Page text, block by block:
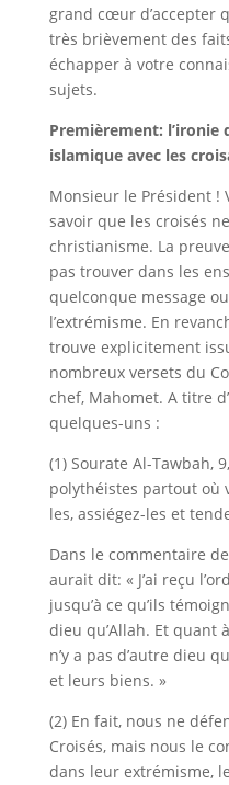
grand cœur d’accepter
très brièvement des
échapper à votre
sujets.
Premièrement: l’ironie
islamique avec les
Monsieur le Président !
savoir que les croisés
christianisme. La
pas trouver dans les
quelconque message
l’extrémisme. En
trouve explicitement
nombreux versets du
chef, Mahomet. A titre
quelques-uns :
(1) Sourate Al-Tawbah,
polythéistes partout où
les, assiégez-les et
Dans le commentaire
aurait dit: « J’ai reçu
jusqu’à ce qu’ils
dieu qu’Allah. Et quant
n’y a pas d’autre dieu
et leurs biens. »
(2) En fait, nous ne
Croisés, mais nous le
dans leur extrémisme,